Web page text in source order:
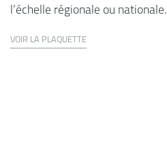
l’échelle régionale ou nationale.
VOIR LA PLAQUETTE